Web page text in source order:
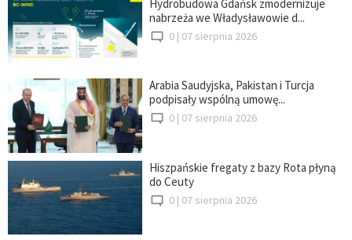
Hydrobudowa Gdańsk zmodernizuje
nabrzeża we Władysławowie d...
0 | 07 sierpnia 2026
Arabia Saudyjska, Pakistan i Turcja
podpisały wspólną umowę...
0 | 07 sierpnia 2026
Hiszpańskie fregaty z bazy Rota płyną
do Ceuty
0 | 07 sierpnia 2026